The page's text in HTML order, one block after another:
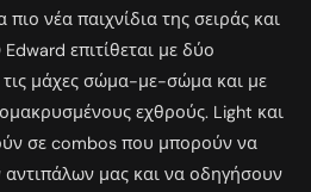
νέα παιχνίδια της σειράς και
επιτίθεται με δύο
τις μάχες σώμα-με-σώμα και με
εχθρούς. Light και
σε combos που μπορούν να
μας και να οδηγήσουν